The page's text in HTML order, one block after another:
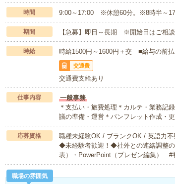
時間 9:00～17:00 ※休憩60分。※8時半～17
期間 【急募】即日～長期 ※開始日はご相
時給 時給1500円～1600円＋交 ■給与の前
交通費
交通費支給あり
仕事内容
一般事務
＊支払い・旅費処理＊カルテ・業務記
議の準備・運営＊パンフレット作成・
応募資格
職種未経験OK / ブランクOK / 英語力不
◆未経験者歓迎！◆社外との連絡調整
表）・PowerPoint（プレゼン編集）
職場の雰囲気